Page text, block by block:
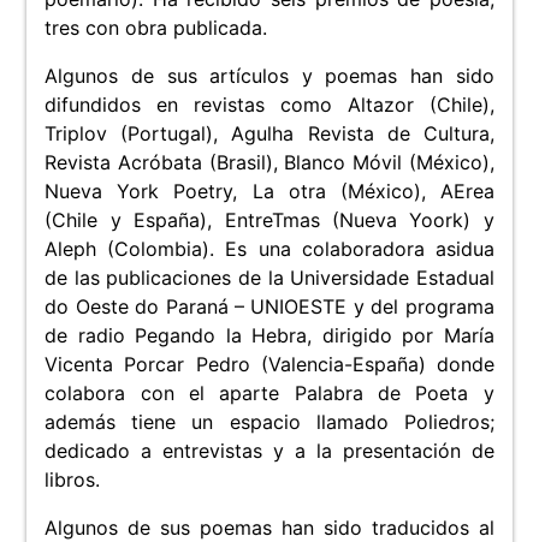
tres con obra publicada.
Algunos de sus artículos y poemas han sido
difundidos en revistas como Altazor (Chile),
Triplov (Portugal), Agulha Revista de Cultura,
Revista Acróbata (Brasil), Blanco Móvil (México),
Nueva York Poetry, La otra (México), AErea
(Chile y España), EntreTmas (Nueva Yoork) y
Aleph (Colombia). Es una colaboradora asidua
de las publicaciones de la Universidade Estadual
do Oeste do Paraná – UNIOESTE y del programa
de radio Pegando la Hebra, dirigido por María
Vicenta Porcar Pedro (Valencia-España) donde
colabora con el aparte Palabra de Poeta y
además tiene un espacio llamado Poliedros;
dedicado a entrevistas y a la presentación de
libros.
Algunos de sus poemas han sido traducidos al